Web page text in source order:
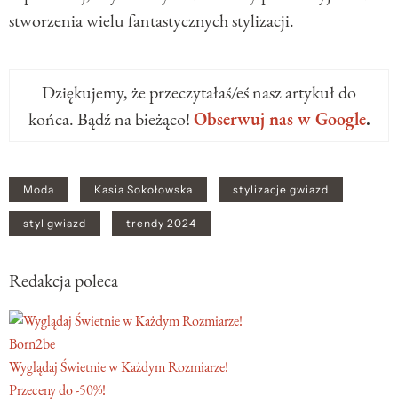
stworzenia wielu fantastycznych stylizacji.
Dziękujemy, że przeczytałaś/eś nasz artykuł do
końca. Bądź na bieżąco!Obserwuj nas w Google.
Moda Kasia Sokołowska stylizacje gwiazd
styl gwiazd trendy 2024
Redakcja poleca
Born2be
Wyglądaj Świetnie w Każdym Rozmiarze!
Przeceny do -50%!